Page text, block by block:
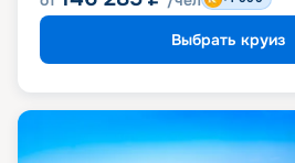
Выбрать круиз